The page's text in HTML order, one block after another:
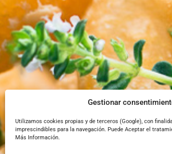
Gestionar
Utilizamos cookies propias y de terceros (Google), con
imprescindibles para la navegación. Puede Aceptar el
Más Información.